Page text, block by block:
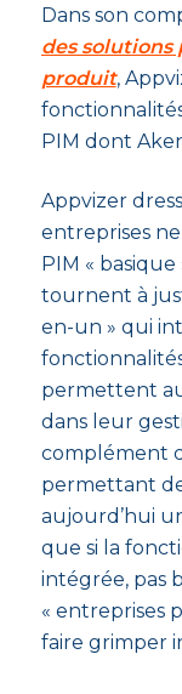
Dans son
des solutions
produit,
PIM dont
Appvizer
entreprises
PIM «
tournent à
en-un » qui
permettent
dans leur
complément
permettant
aujourd’hui
que si la
intégrée, pas
« entreprises
faire grimper